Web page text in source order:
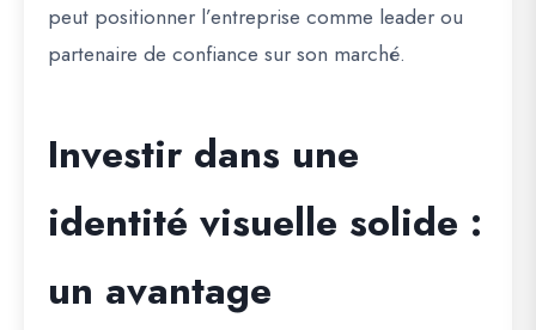
peut positionner l’entreprise comme leader ou
partenaire de confiance sur son marché.
Investir dans une
identité visuelle solide :
un avantage